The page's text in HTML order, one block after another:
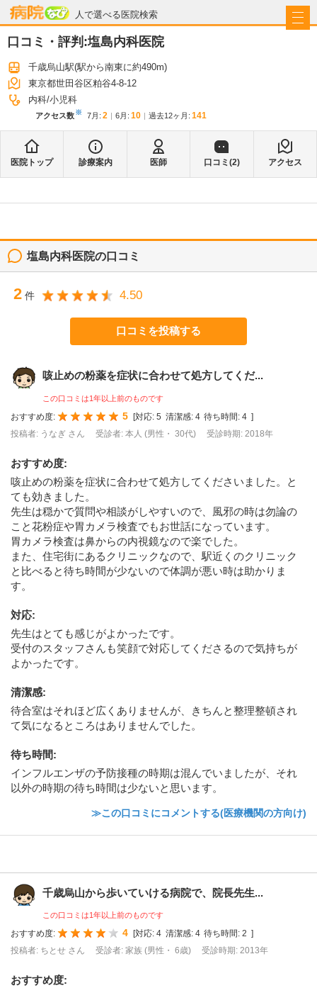
人で選べる医院検索
病院なび
口コミ・評判:塩島内科医院
千歳烏山駅(駅から南東に約490m)
東京都世田谷区粕谷4-8-12
内科 小児科
アクセス数※ 7月 : 2 6月 : 10 過去12ヶ月: 141
医院トップ 診療案内 医師 口コミ(2) アクセス
塩島内科医院の口コミ
2 件 4.50
口コミを投稿する
咳止めの粉薬を症状に合わせて処方してくだ...
この口コミは1年以上前のものです
おすすめ度: 5 [対応: 5 清潔感: 4 待ち時間: 4 ]
投稿者: うなぎ さん
受診者: 本人 (男性・ 30代) 受診時期: 2018年
おすすめ度:
咳止めの粉薬を症状に合わせて処方してくださいました。と
ても効きました。
先生は穏かで質問や相談がしやすいので、風邪の時は勿論の
こと花粉症や胃カメラ検査でもお世話になっています。
胃カメラ検査は鼻からの内視鏡なので楽でした。
また、住宅街にあるクリニックなので、駅近くのクリニック
と比べると待ち時間が少ないので体調が悪い時は助かりま
す。
対応:
先生はとても感じがよかったです。
受付のスタッフさんも笑顔で対応してくださるので気持ちが
よかったです。
清潔感:
待合室はそれほど広くありませんが、きちんと整理整頓され
て気になるところはありませんでした。
待ち時間:
インフルエンザの予防接種の時期は混んでいましたが、それ
以外の時期の待ち時間は少ないと思います。
≫この口コミにコメントする(医療機関の方向け)
千歳烏山から歩いていける病院で、院長先生...
この口コミは1年以上前のものです
おすすめ度: 4 対応: 4 清潔感: 4 待ち時間: 2
投稿者: ちとせ さん
受診者: 家族 (男性・ 6歳) 受診時期: 2013年
おすすめ度: